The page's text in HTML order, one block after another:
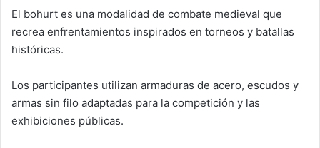
El bohurt es una modalidad de combate medieval que
recrea enfrentamientos inspirados en torneos y batallas
históricas.
Los participantes utilizan armaduras de acero, escudos y
armas sin filo adaptadas para la competición y las
exhibiciones públicas.